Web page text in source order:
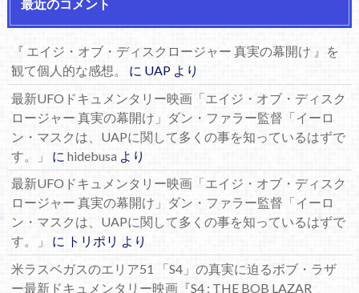
最近のコメント
『 エイジ・オブ・ディスクロージャー 真実の幕開け 』を
観て個人的な感想。
に UAPより
最新UFOドキュメンタリー映画「エイジ・オブ・ディスク
ロージャー 真実の幕開け」ダン・ファラー監督「イーロ
ン・マスクは、UAPに関して多くの事を知っているはずで
す。」
に hidebusa より
最新UFOドキュメンタリー映画「エイジ・オブ・ディスク
ロージャー 真実の幕開け」ダン・ファラー監督「イーロ
ン・マスクは、UAPに関して多くの事を知っているはずで
す。」
に トリポリ より
米ラスベガスのエリア51 「S4」の真実に迫るボブ・ラザ
ー最新ドキュメンタリー映画『S4 : THE BOB LAZAR